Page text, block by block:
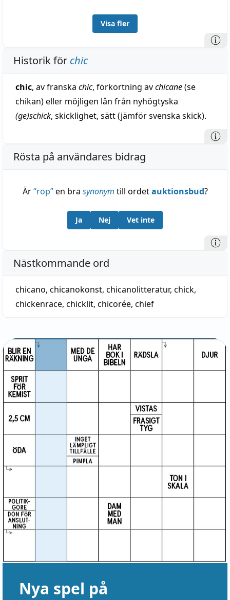
Visa fler
Historik för chic
chic, av franska chic, förkortning avchicane(se
chikan) eller möjligen lån från nyhögtyska
(ge)schick, skicklighet, sätt (jämför svenska skick).
Rösta på användares bidrag
Är“rop”en bra synonym till ordetauktionsbud?
Ja Nej Vet inte
Nästkommande ord
chicano, chicanokonst, chicanolitteratur, chick,
chickenrace, chicklit, chicorée, chief
Nya spel på